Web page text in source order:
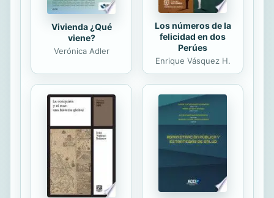
Vivienda ¿Qué
viene?
Verónica Adler
Los números de la
felicidad en dos
Perúes
Enrique Vásquez H.